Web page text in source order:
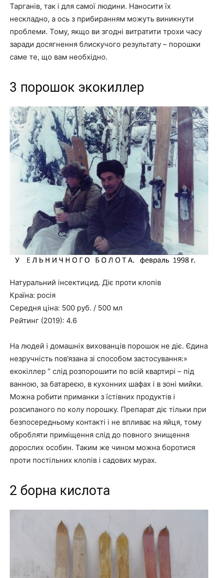
Тарганів, так і для самої людини. Наносити їх
нескладно, а ось з прибиранням можуть виникнути
проблеми. Тому, якщо ви згодні витратити трохи часу
заради досягнення блискучого результату – порошки
саме те, що вам необхідно.
3 порошок экокиллер
Натуральний інсектицид. Діє проти клопів
Країна: росія
Середня ціна: 500 руб. / 500 мл
Рейтинг (2019): 4.6
На людей і домашніх вихованців порошок не діє. Єдина
незручність пов’язана зі способом застосування:»
екокіллер ” слід розпорошити по всій квартирі – під
ванною, за батареєю, в кухонних шафах і в зоні мийки.
Можна робити приманки з їстівних продуктів і
розсипаного по колу порошку. Препарат діє тільки при
безпосередньому контакті і не впливає на яйця, тому
обробляти приміщення слід до повного знищення
дорослих особин. Таким же чином можна боротися
проти постільних клопів і садових мурах.
2 борна кислота